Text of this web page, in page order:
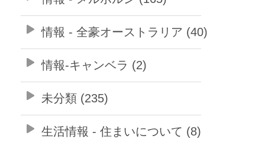
情報 - 全豪オーストラリア (40)
情報-キャンベラ (2)
未分類 (235)
生活情報 - 住まいについて (8)